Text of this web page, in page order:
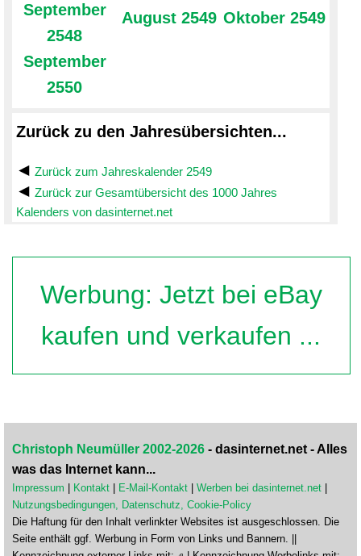
September
2548
September
2550
August 2549 Oktober 2549
Zurück zu den Jahresübersichten...
Zurück zum Jahreskalender 2549
Zurück zur Gesamtübersicht des 1000 Jahres
Kalenders von dasinternet.net
Werbung: Jetzt bei eBay
kaufen und verkaufen ...
Christoph Neumüller 2002-2026 - dasinternet.net - Alles
was das Internet kann...
Impressum Kontakt E-Mail-Kontakt Werben bei dasinternet.net
Nutzungsbedingungen, Datenschutz, Cookie-Policy
Die Haftung für den Inhalt verlinkter Websites ist ausgeschlossen. Die
Seite enthält ggf. Werbung in Form von Links und Bannern. ||